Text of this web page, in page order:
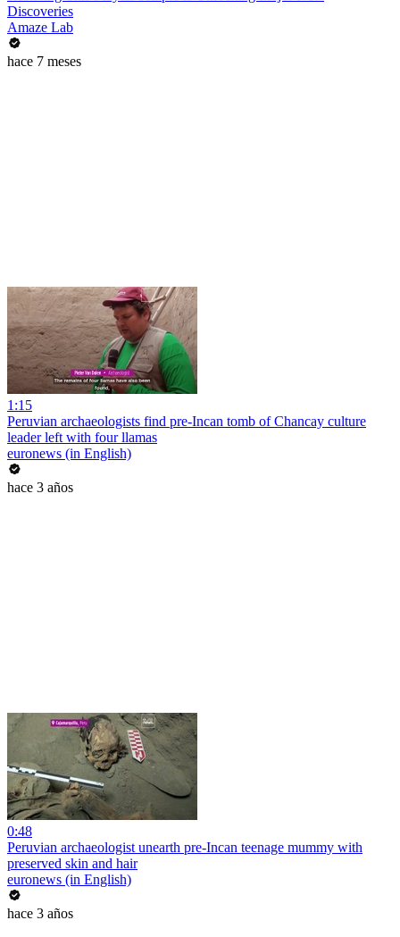
Discoveries
Amaze Lab
hace 7 meses
1:15
Peruvian archaeologists find pre-Incan tomb of Chancay culture
leader left with four llamas
euronews (in English)
hace 3 años
0:48
Peruvian archaeologist unearth pre-Incan teenage mummy with
preserved skin and hair
euronews (in English)
hace 3 años